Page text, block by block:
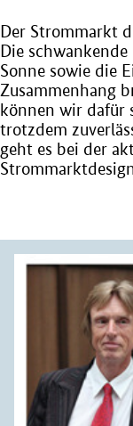
Der Strommarkt
Die
Sonne sowie die
Zusammenhang
können wir dafür
trotzdem
geht es bei der